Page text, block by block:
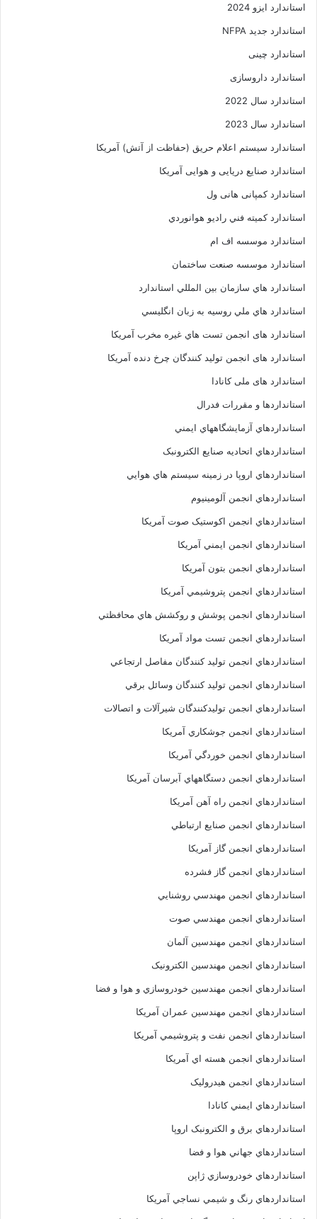
استاندارد ایزو 2024
استاندارد جدید NFPA
استاندارد چینی
استاندارد داروسازی
استاندارد سال 2022
استاندارد سال 2023
استاندارد سیستم اعلام حریق (حفاظت از آتش) آمریکا
استاندارد صنایع دریایی و هوایی آمریکا
استاندارد کمپانی هانی ول
استاندارد کميته فني راديو هوانوردي
استاندارد موسسه اف ام
استاندارد موسسه صنعت ساختمان
استاندارد هاي سازمان بين المللي استاندارد
استاندارد هاي ملي روسيه به زبان انگليسي
استاندارد های انجمن تست هاي غيره مخرب آمريکا
استاندارد های انجمن توليد کنندگان چرخ دنده آمريکا
استاندارد های ملی کانادا
استانداردها و مقررات فدرال
استانداردهاي آزمايشگاههاي ايمني
استانداردهاي اتحاديه صنايع الکترونبک
استانداردهاي اروپا در زمينه سيستم هاي هوايي
استانداردهاي انجمن آلومينيوم
استانداردهاي انجمن اکوستيک صوت آمريکا
استانداردهاي انجمن ايمني آمريکا
استانداردهاي انجمن بتون آمريکا
استانداردهاي انجمن پتروشيمي آمريکا
استانداردهاي انجمن پوشش و روکشش هاي محافظتي
استانداردهاي انجمن تست مواد آمريکا
استانداردهاي انجمن توليد کنندگان مفاصل ارتجاعي
استانداردهاي انجمن توليد کنندگان وسائل برقي
استانداردهاي انجمن توليدکنندگان شيرآلات و اتصالات
استانداردهاي انجمن جوشکاري آمريکا
استانداردهاي انجمن خوردگي آمريکا
استانداردهاي انجمن دستگاههاي آبرسان آمريکا
استانداردهاي انجمن راه آهن آمريکا
استانداردهاي انجمن صنايع ارتباطي
استانداردهاي انجمن گاز آمريکا
استانداردهاي انجمن گاز فشرده
استانداردهاي انجمن مهندسي روشنايي
استانداردهاي انجمن مهندسي صوت
استانداردهاي انجمن مهندسين آلمان
استانداردهاي انجمن مهندسين الکترونيک
استانداردهاي انجمن مهندسين خودروسازي و هوا و فضا
استانداردهاي انجمن مهندسين عمران آمريکا
استانداردهاي انجمن نفت و پتروشيمي آمريکا
استانداردهاي انجمن هسته اي آمريکا
استانداردهاي انجمن هيدروليک
استانداردهاي ايمني کانادا
استانداردهاي برق و الکترونبک اروپا
استانداردهاي جهاني هوا و فضا
استانداردهاي خودروسازي ژاپن
استانداردهاي رنگ و شيمي نساجي آمريکا